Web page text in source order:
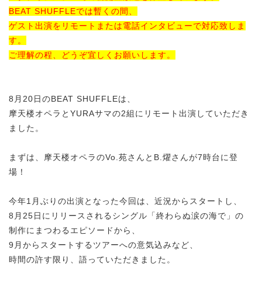
BEAT SHUFFLEでは暫くの間、
ゲスト出演をリモートまたは電話インタビューで対応致しま
す。
ご理解の程、どうぞ宜しくお願いします。
8月20日のBEAT SHUFFLEは、
摩天楼オペラとYURAサマの2組にリモート出演していただき
ました。
まずは、摩天楼オペラのVo.苑さんとB.燿さんが7時台に登
場！
今年1月ぶりの出演となった今回は、近況からスタートし、
8月25日にリリースされるシングル「終わらぬ涙の海で」の
制作にまつわるエピソードから、
9月からスタートするツアーへの意気込みなど、
時間の許す限り、語っていただきました。